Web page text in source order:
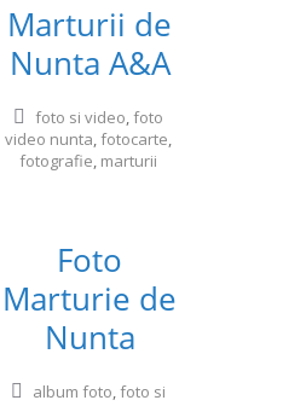
Marturii de
Nunta A&A
foto si video,foto
video nunta,fotocarte,
fotografie, marturii
Foto
Marturie de
Nunta
album foto,foto si